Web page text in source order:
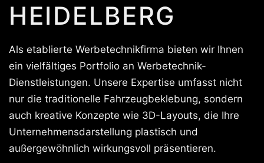
HEIDELBERG
Als etablierte Werbetechnikfirma bieten wir Ihnen
ein vielfältiges Portfolio an Werbetechnik-
Dienstleistungen. Unsere Expertise umfasst nicht
nur die traditionelle Fahrzeugbeklebung, sondern
auch kreative Konzepte wie 3D-Layouts, die Ihre
Unternehmensdarstellung plastisch und
außergewöhnlich wirkungsvoll präsentieren.